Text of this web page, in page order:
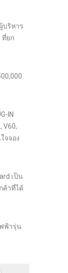
บริหาร
ที่ยก
IN
V60,
จจอง
เป็น
ค้าที่ได้
ฟ้ารุ่น